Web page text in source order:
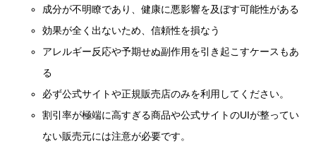
成分が不明瞭であり、健康に悪影響を及ぼす可能性がある
効果が全く出ないため、信頼性を損なう
アレルギー反応や予期せぬ副作用を引き起こすケースもあ
る
必ず公式サイトや正規販売店のみを利用してください。
割引率が極端に高すぎる商品や公式サイトのUIが整ってい
ない販売元には注意が必要です。